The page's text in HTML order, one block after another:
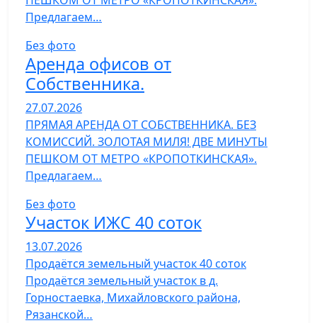
Предлагаем…
Без фото
Аренда офисов от
Собственника.
27.07.2026
ПРЯМАЯ АРЕНДА ОТ СОБСТВЕННИКА. БЕЗ
КОМИССИЙ. ЗОЛОТАЯ МИЛЯ! ДВЕ МИНУТЫ
ПЕШКОМ ОТ МЕТРО «КРОПОТКИНСКАЯ».
Предлагаем…
Без фото
Участок ИЖС 40 соток
13.07.2026
Продаётся земельный участок 40 соток
Продаётся земельный участок в д.
Горностаевка, Михайловского района,
Рязанской…